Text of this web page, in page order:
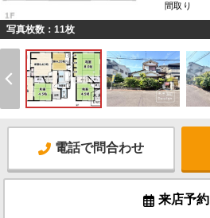
間取り
写真枚数：11枚
電話で問合わせ
来店予約